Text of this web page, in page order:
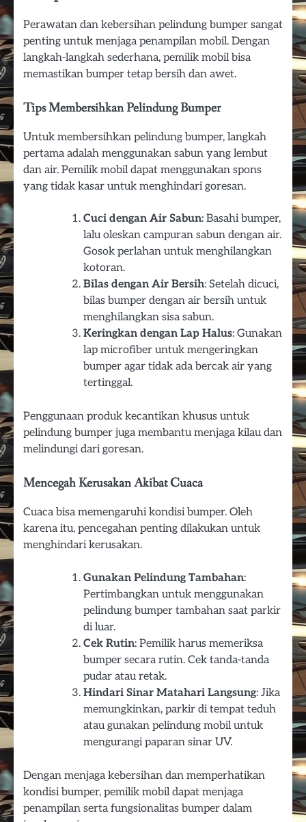
Perawatan dan kebersihan pelindung bumper sangat
penting untuk menjaga penampilan mobil. Dengan
langkah-langkah sederhana, pemilik mobil bisa
memastikan bumper tetap bersih dan awet.
Tips Membersihkan Pelindung Bumper
Untuk membersihkan pelindung bumper, langkah
pertama adalah menggunakan sabun yang lembut
dan air. Pemilik mobil dapat menggunakan spons
yang tidak kasar untuk menghindari goresan.
Cuci dengan Air Sabun: Basahi bumper,
lalu oleskan campuran sabun dengan air.
Gosok perlahan untuk menghilangkan
kotoran.
Bilas dengan Air Bersih: Setelah dicuci,
bilas bumper dengan air bersih untuk
menghilangkan sisa sabun.
Keringkan dengan Lap Halus: Gunakan
lap microfiber untuk mengeringkan
bumper agar tidak ada bercak air yang
tertinggal.
Penggunaan produk kecantikan khusus untuk
pelindung bumper juga membantu menjaga kilau dan
melindungi dari goresan.
Mencegah Kerusakan Akibat Cuaca
Cuaca bisa memengaruhi kondisi bumper. Oleh
karena itu, pencegahan penting dilakukan untuk
menghindari kerusakan.
Gunakan Pelindung Tambahan:
Pertimbangkan untuk menggunakan
pelindung bumper tambahan saat parkir
di luar.
Cek Rutin: Pemilik harus memeriksa
bumper secara rutin. Cek tanda-tanda
pudar atau retak.
Hindari Sinar Matahari Langsung: Jika
memungkinkan, parkir di tempat teduh
atau gunakan pelindung mobil untuk
mengurangi paparan sinar UV.
Dengan menjaga kebersihan dan memperhatikan
kondisi bumper, pemilik mobil dapat menjaga
penampilan serta fungsionalitas bumper dalam